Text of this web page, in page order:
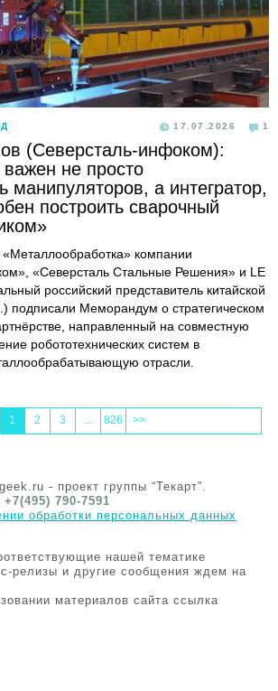
17.07.2026 1
(Северсталь-инфоком):
не просто
манипуляторов, а интегратор,
построить сварочный
компании
«Северсталь Стальные Решения» и LE
российский представитель китайской
подписали Меморандум о стратегическом
направленный на совместную
робототехнических систем в
отрасли.
1 2 3 ... 826 >>
- проект группы “Текарт”.
+7(495) 790-7591
обработки персональных данных
нашей тематике
релизы и другие сообщения ждем на
материалов сайта ссылка